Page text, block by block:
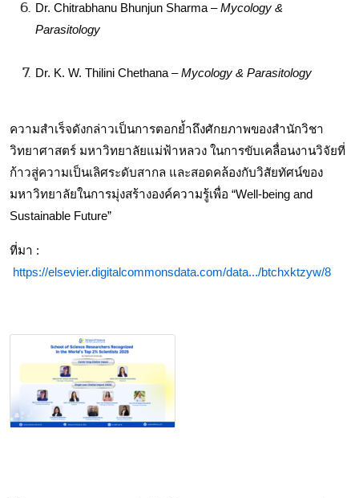
Dr. Chitrabhanu Bhunjun Sharma – Mycology &
Parasitology
Dr. K. W. Thilini Chethana – Mycology & Parasitology
ความสำเร็จดังกล่าวเป็นการตอกย้ำถึงศักยภาพของสำนักวิชา
วิทยาศาสตร์ มหาวิทยาลัยแม่ฟ้าหลวง ในการขับเคลื่อนงานวิจัยที่
ก้าวสู่ความเป็นเลิศระดับสากล และสอดคล้องกับวิสัยทัศน์ของ
มหาวิทยาลัยในการมุ่งสร้างองค์ความรู้เพื่อ “Well-being and
Sustainable Future”
ที่มา :
https://elsevier.digitalcommonsdata.com/data.../btchxktzyw/8